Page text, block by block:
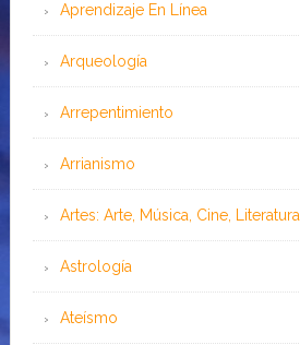
Aprendizaje En Línea
Arqueología
Arrepentimiento
Arrianismo
Artes: Arte, Música, Cine, Literatura
Astrología
Ateísmo